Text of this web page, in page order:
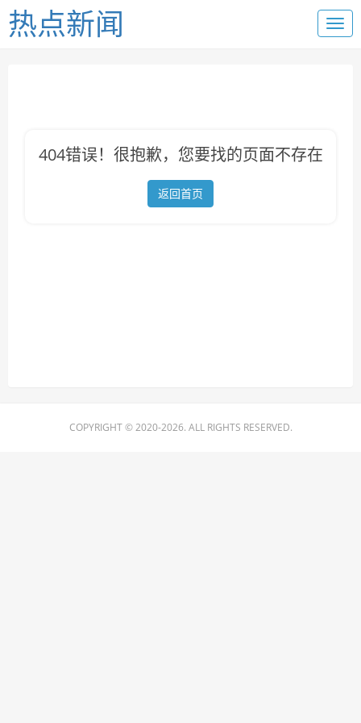
热点新闻
404错误！很抱歉，您要找的页面不存在
返回首页
COPYRIGHT © 2020-2026. ALL RIGHTS RESERVED.